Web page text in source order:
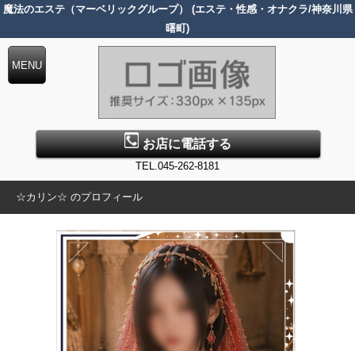
魔法のエステ（マーベリックグループ） (エステ・性感・オナクラ/神奈川県
曙町)
お店に電話する
TEL.045-262-8181
☆カリン☆ のプロフィール